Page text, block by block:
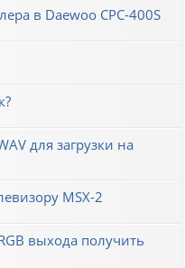
в Daewoo CPC-400S
для загрузки на
MSX-2
выхода получить